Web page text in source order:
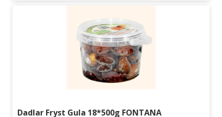
Dadlar Fryst Gula 18*500g FONTANA